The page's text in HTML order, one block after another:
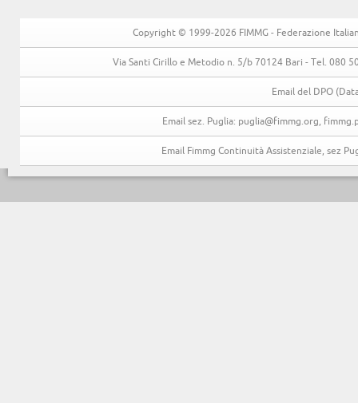
Copyright © 1999-2026 FIMMG - Federazione
Via Santi Cirillo e Metodio n. 5/b 70124 Bari - Tel. 080
Email del DPO
Email sez. Puglia: puglia@fimmg.org,
Email Fimmg Continuità Assistenziale, sez